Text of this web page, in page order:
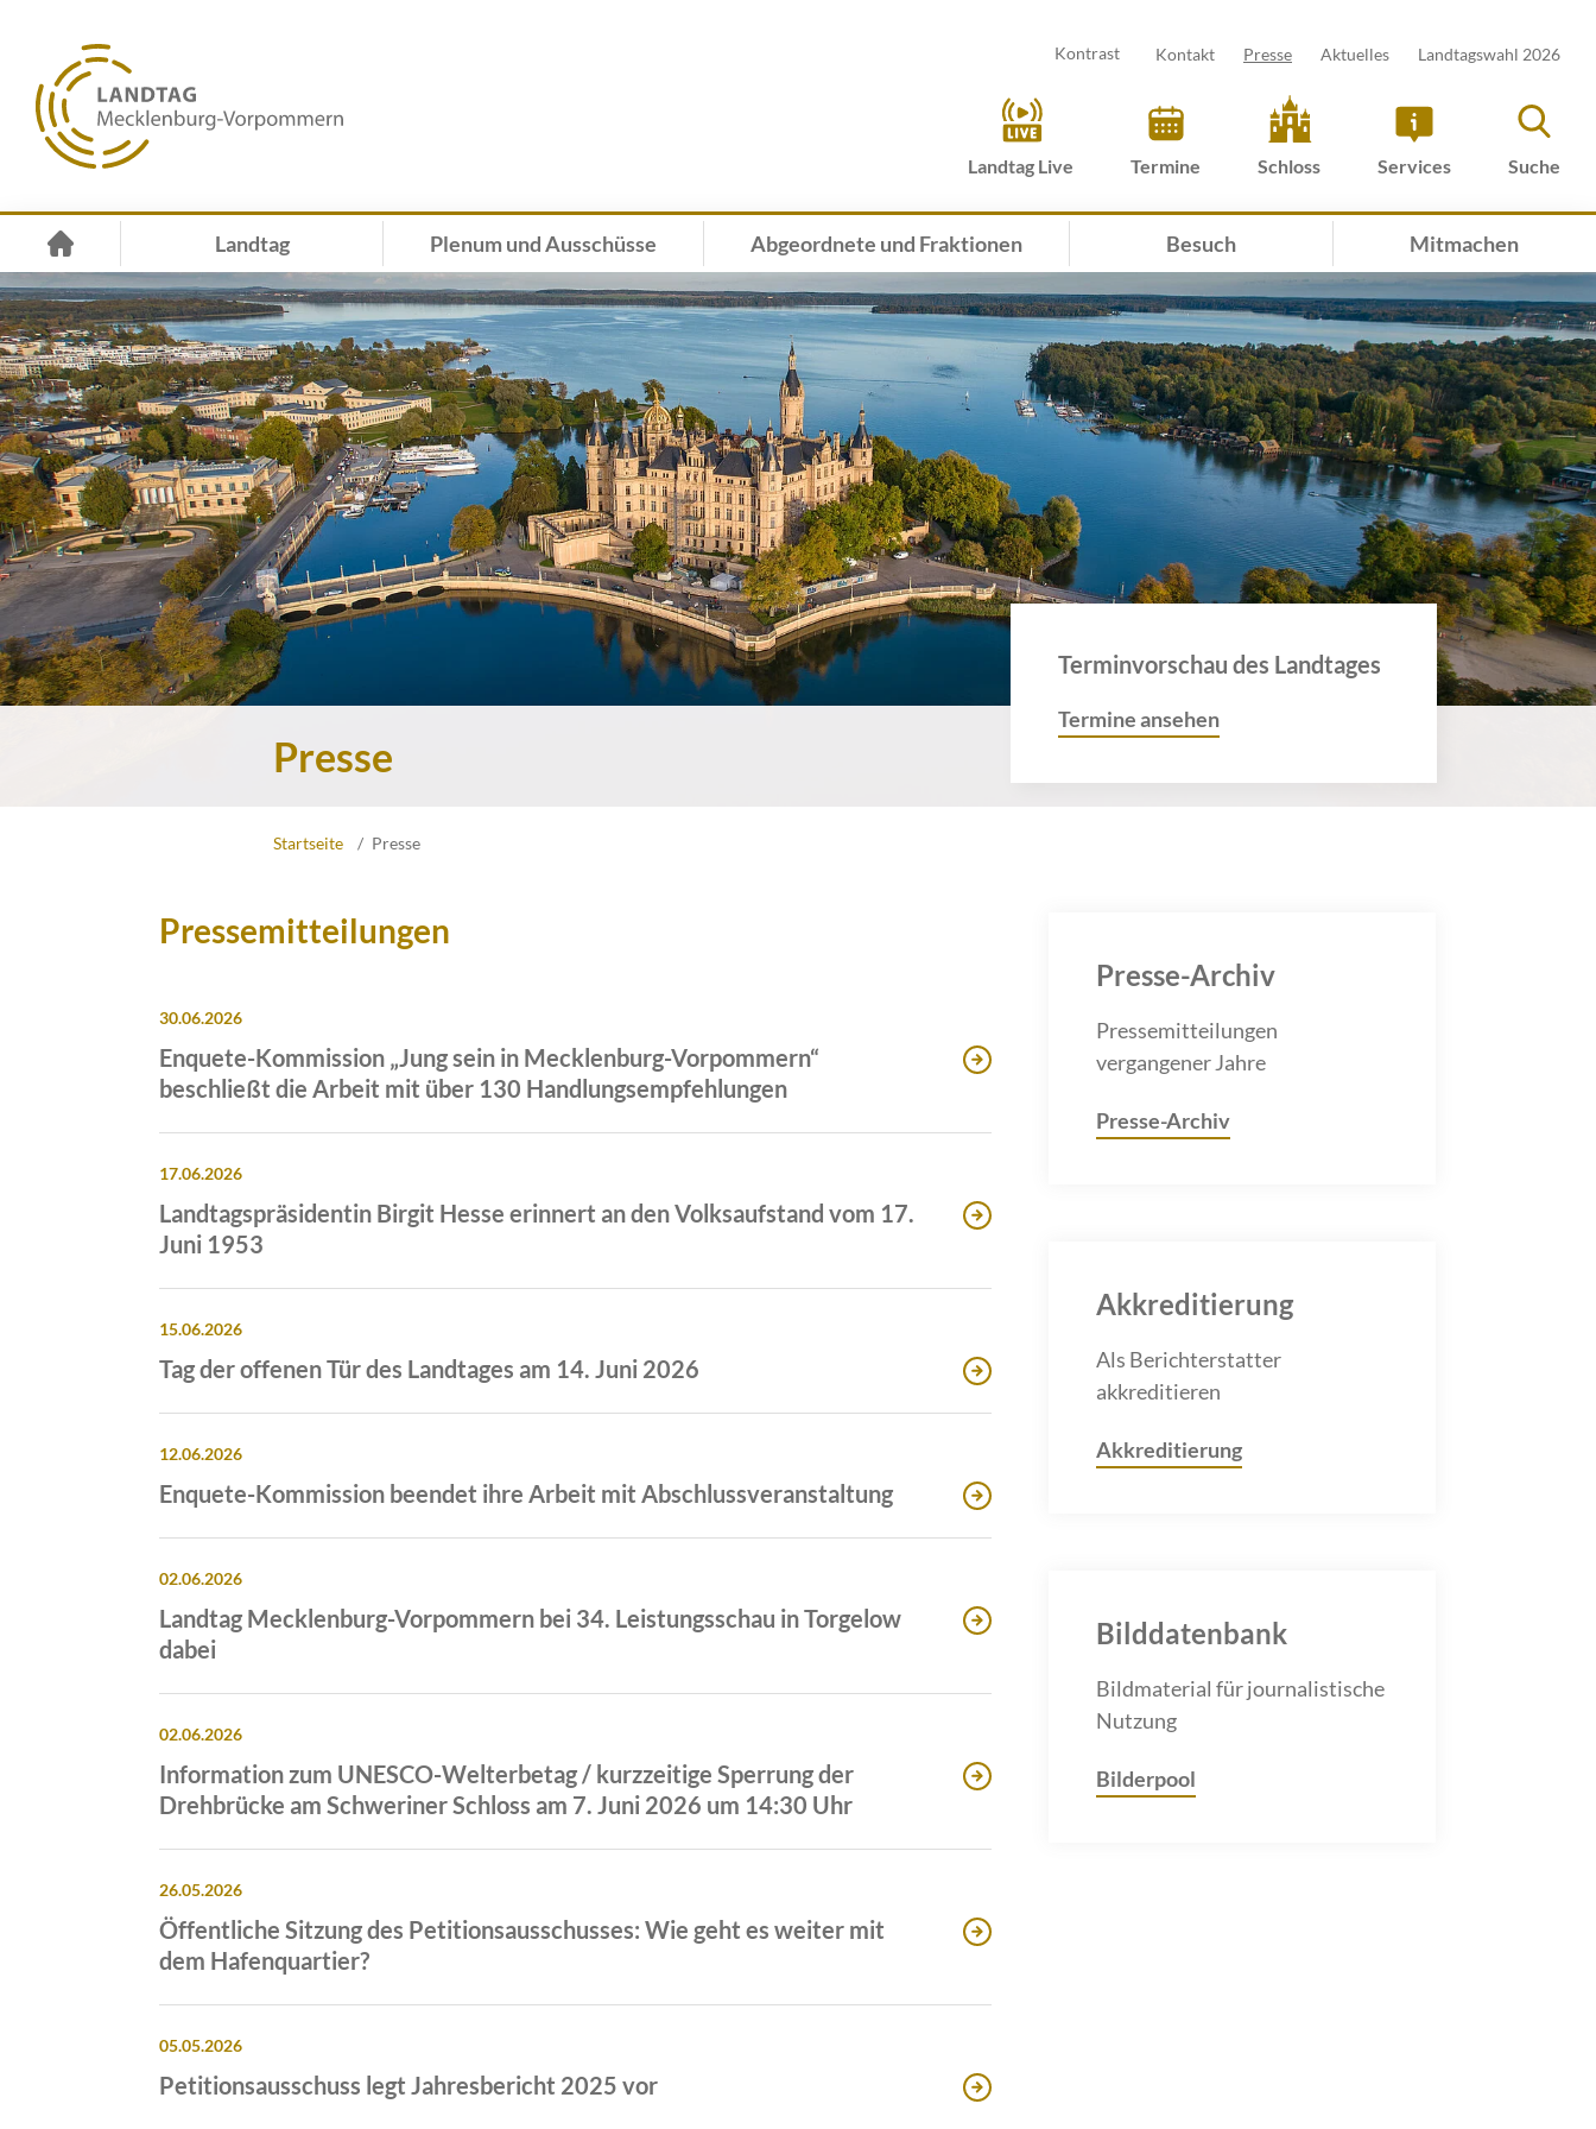
Kontrast Kontakt Presse Aktuelles Landtagswahl 2026
Landtag Live Termine Schloss Services Suche
Landtag Plenum und Ausschüsse Abgeordnete und Fraktionen Besuch Mitmachen
Presse
Terminvorschau des Landtages
Termine ansehen
Startseite Presse
Pressemitteilungen
30.06.2026
Enquete-Kommission „Jung sein in Mecklenburg-Vorpommern“
beschließt die Arbeit mit über 130 Handlungsempfehlungen
17.06.2026
Landtagspräsidentin Birgit Hesse erinnert an den Volksaufstand vom 17.
Juni 1953
15.06.2026
Tag der offenen Tür des Landtages am 14. Juni 2026
12.06.2026
Enquete-Kommission beendet ihre Arbeit mit Abschlussveranstaltung
02.06.2026
Landtag Mecklenburg-Vorpommern bei 34. Leistungsschau in Torgelow
dabei
02.06.2026
Information zum UNESCO-Welterbetag / kurzzeitige Sperrung der
Drehbrücke am Schweriner Schloss am 7. Juni 2026 um 14:30 Uhr
26.05.2026
Öffentliche Sitzung des Petitionsausschusses: Wie geht es weiter mit
dem Hafenquartier?
05.05.2026
Petitionsausschuss legt Jahresbericht 2025 vor
Presse-Archiv
Pressemitteilungen
vergangener Jahre
Presse-Archiv
Akkreditierung
Als Berichterstatter
akkreditieren
Akkreditierung
Bilddatenbank
Bildmaterial für journalistische
Nutzung
Bilderpool